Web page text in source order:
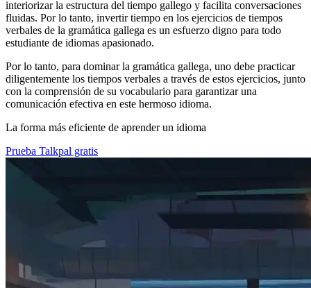
interiorizar la estructura del tiempo gallego y facilita conversaciones
fluidas. Por lo tanto, invertir tiempo en los ejercicios de tiempos
verbales de la gramática gallega es un esfuerzo digno para todo
estudiante de idiomas apasionado.
Por lo tanto, para dominar la gramática gallega, uno debe practicar
diligentemente los tiempos verbales a través de estos ejercicios, junto
con la comprensión de su vocabulario para garantizar una
comunicación efectiva en este hermoso idioma.
La forma más eficiente de aprender un idioma
Prueba Talkpal gratis